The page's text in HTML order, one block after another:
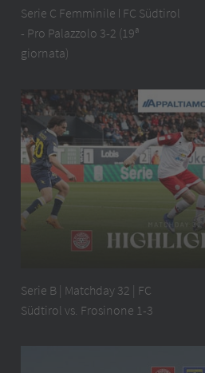
Serie C Femminile ǀ FC Südtirol
- Pro Palazzolo 3-2 (19ª
giornata)
Serie B | Matchday 32 | FC
Südtirol vs. Frosinone 1-3